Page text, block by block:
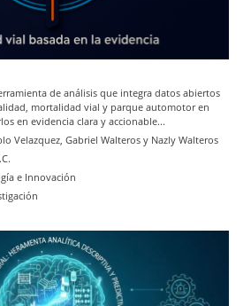
de análisis que integra datos abiertos
mortalidad vial y parque automotor en
en evidencia clara y accionable...
Velazquez, Gabriel Walteros y Nazly Walteros
e Innovación